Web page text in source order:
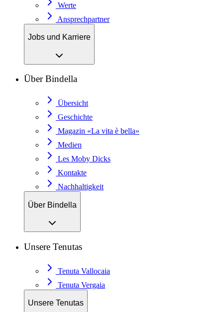
Werte
Ansprechpartner
Jobs und Karriere
Über Bindella
Übersicht
Geschichte
Magazin «La vita è bella»
Medien
Les Moby Dicks
Kontakte
Nachhaltigkeit
Über Bindella
Unsere Tenutas
Tenuta Vallocaia
Tenuta Vergaia
Unsere Tenutas